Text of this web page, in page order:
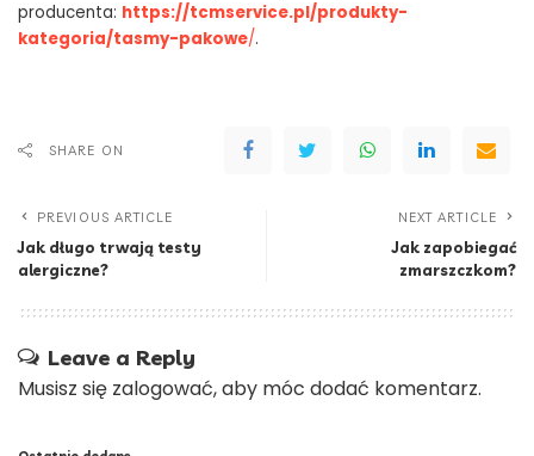
producenta: https://tcmservice.pl/produkty-
kategoria/tasmy-pakowe/.
SHARE ON
PREVIOUS ARTICLE
Jak długo trwają testy
alergiczne?
NEXT ARTICLE
Jak zapobiegać
zmarszczkom?
Leave a Reply
Musisz się zalogować, aby móc dodać komentarz.